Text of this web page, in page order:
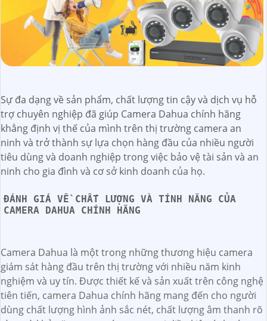
Sự đa dạng về sản phẩm, chất lượng tin cậy và dịch vụ hỗ
trợ chuyên nghiệp đã giúp Camera Dahua chính hãng
khẳng định vị thế của mình trên thị trường camera an
ninh và trở thành sự lựa chọn hàng đầu của nhiều người
tiêu dùng và doanh nghiệp trong việc bảo vệ tài sản và an
ninh cho gia đình và cơ sở kinh doanh của họ.
ĐÁNH GIÁ VỀ CHẤT LƯỢNG VÀ TÍNH NĂNG CỦA
CAMERA DAHUA CHÍNH HÃNG
Camera Dahua là một trong những thương hiệu camera
giám sát hàng đầu trên thị trường với nhiều năm kinh
nghiệm và uy tín. Được thiết kế và sản xuất trên công nghệ
tiên tiến, camera Dahua chính hãng mang đến cho người
dùng chất lượng hình ảnh sắc nét, chất lượng âm thanh rõ